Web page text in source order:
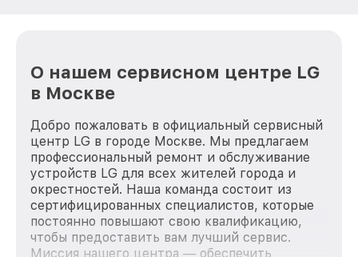
О нашем сервисном центре LG
в Москве
Добро пожаловать в официальный сервисный
центр LG в городе Москве. Мы предлагаем
профессиональный ремонт и обслуживание
устройств LG для всех жителей города и
окрестностей. Наша команда состоит из
сертифицированных специалистов, которые
постоянно повышают свою квалификацию,
чтобы предоставить вам лучший сервис.
Миссия нашего центра — обеспечить